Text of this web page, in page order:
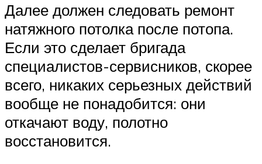
Далее должен следовать ремонт
натяжного потолка после потопа.
Если это сделает бригада
специалистов-сервисников, скорее
всего, никаких серьезных действий
вообще не понадобится: они
откачают воду, полотно
восстановится.